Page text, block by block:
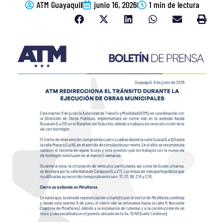
ATM Guayaquil junio 16, 2026 1 min de lectura